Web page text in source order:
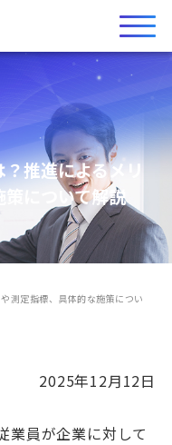
推進によるメリ
について解説
測定指標、具体的な施策につい
2025年12月12日
業員が企業に対して